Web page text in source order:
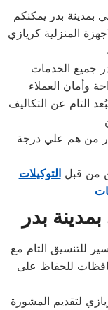
بدر يمكنكم
المنزلية كريازي
جميع الخدمات
وأمان العملاء
التام عن التكاليف
من هم علي درجة
من قبلالتوكيلات
بدر
للتنسيق التام مع
للحفاظ على
لتقديم المشورة